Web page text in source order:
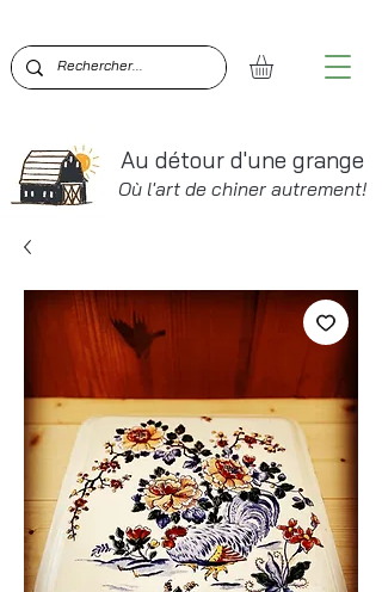
Au détour d'une grange
Où l'art de chiner autrement!